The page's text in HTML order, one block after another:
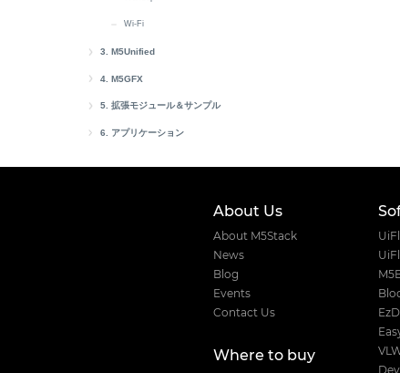
Wi-Fi
3. M5Unified
M5Unified Setup
M5Unifiedクイックスタート
M5Unifiedへの移行
M5Unified API
Button Class
4. M5GFX
M5GFX Setup
M5GFX Canvas
5. 拡張モジュール＆サンプル
Unit
Atom DTU LoRaWAN-X
Atom DTU NBIoT2 v1.1
6. アプリケーション
About Us
About M5Stack
News
Blog
Events
Contact Us
Where to buy